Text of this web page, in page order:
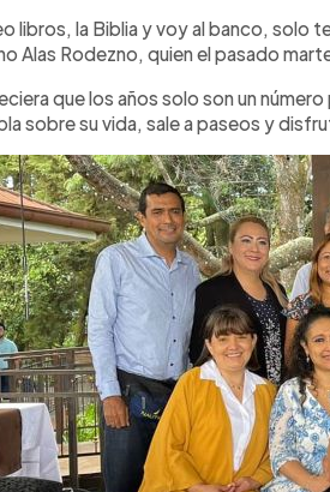
Escuchar artículo
libros, la Biblia y voy al banco, solo
Alas Rodezno, quien el pasado
que los años solo son un
sobre su vida, sale a paseos y